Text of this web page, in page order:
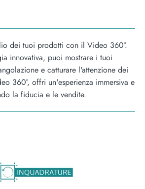
dei tuoi prodotti con il Video 360°.
innovativa, puoi mostrare i tuoi
e catturare l'attenzione dei
360°, offri un'esperienza immersiva e
la fiducia e le vendite.